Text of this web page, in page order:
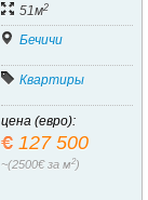
51м2
Бечичи
Квартиры
цена (евро):
127 500
~(2500€ за м2)